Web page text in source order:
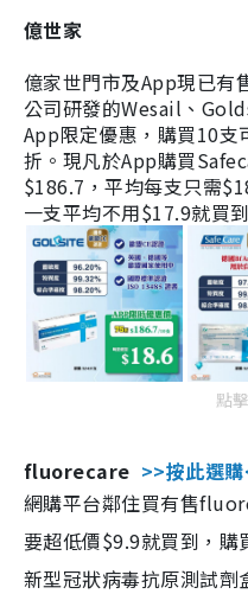
億世家
億家世門市及App現已有
公司研發的Wesail、
App限定優惠，購買10支
折。現凡於App購買
$186.7，平均每支只需
一支平均不用$17.9就買
點
fluorecare >>按此選
網購平台鄰住買有售
要超低價$9.9就買到，購
新型冠狀病毒抗原測試